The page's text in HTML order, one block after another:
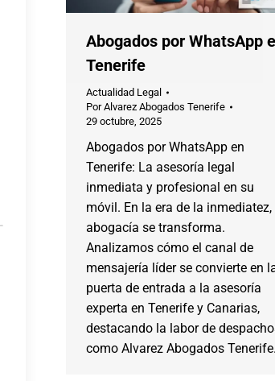
Abogados por WhatsApp
Tenerife
Actualidad Legal
PorAlvarez Abogados Tenerife
29 octubre, 2025
Abogados por WhatsApp en
Tenerife: La asesoría legal
inmediata y profesional en su
móvil. En la era de la inmediatez,
abogacía se transforma.
Analizamos cómo el canal de
mensajería líder se convierte en
puerta de entrada a la asesoría
experta en Tenerife y Canarias,
destacando la labor de
como Alvarez Abogados Tenerife.